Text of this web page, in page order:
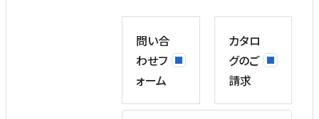
問い合
わせフ
ォーム
カタロ
グのご
請求